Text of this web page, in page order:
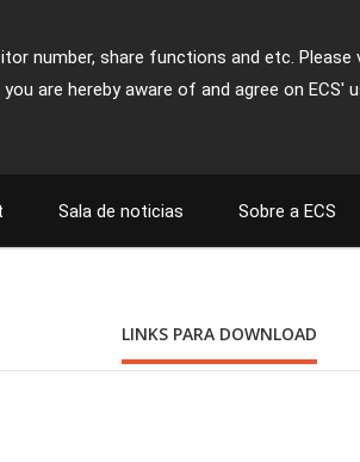
number, share functions and etc. Please
are hereby aware of and agree on ECS'
Sala de noticias Sobre a ECS
LINKS PARA DOWNLOAD